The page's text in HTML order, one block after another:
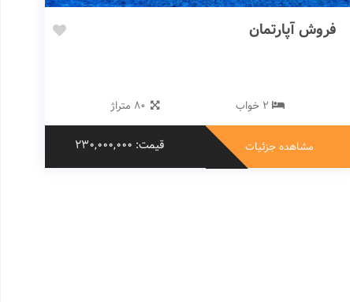
فروش آپارتمان
2 خواب 80 متراژ
مشاهده جزئیات قیمت: 230,000,000